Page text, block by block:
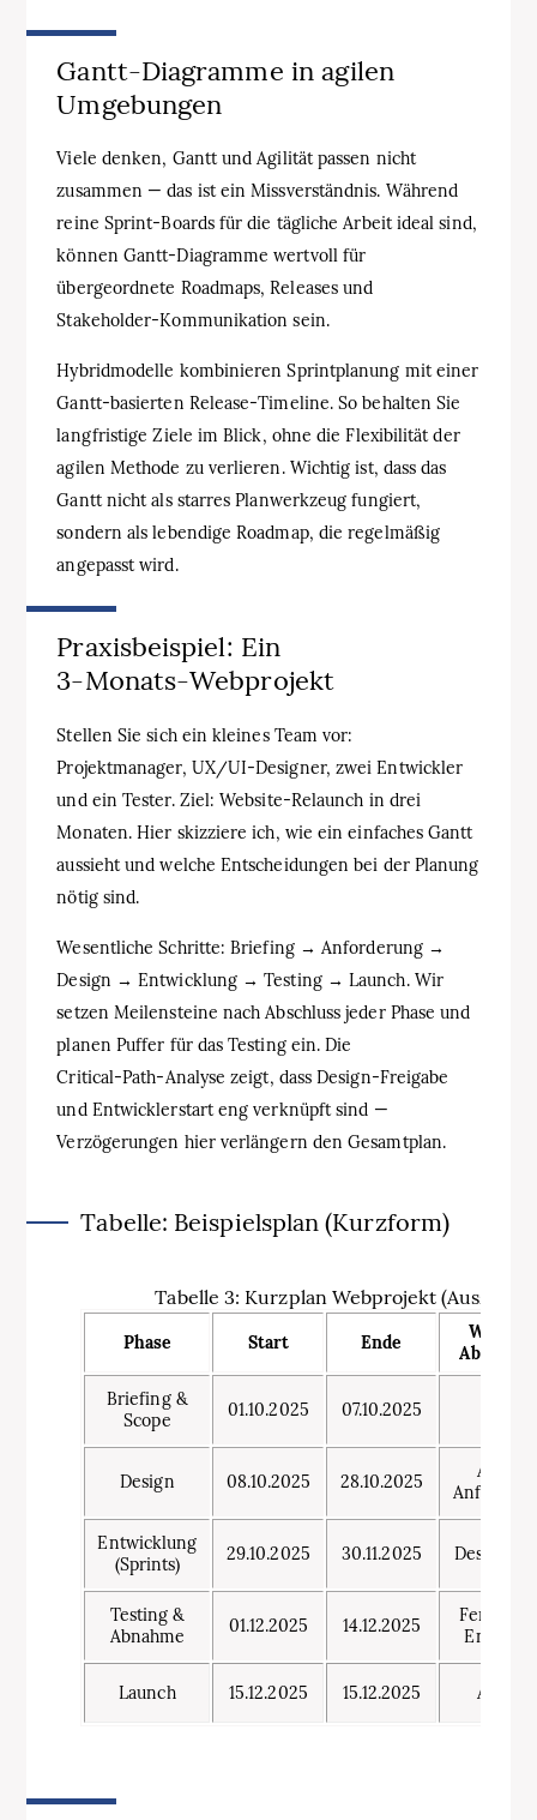
Gantt‑Diagramme in agilen
Umgebungen
Viele denken, Gantt und Agilität passen nicht
zusammen — das ist ein Missverständnis. Während
reine Sprint‑Boards für die tägliche Arbeit ideal sind,
können Gantt‑Diagramme wertvoll für
übergeordnete Roadmaps, Releases und
Stakeholder‑Kommunikation sein.
Hybridmodelle kombinieren Sprintplanung mit einer
Gantt‑basierten Release‑Timeline. So behalten Sie
langfristige Ziele im Blick, ohne die Flexibilität der
agilen Methode zu verlieren. Wichtig ist, dass das
Gantt nicht als starres Planwerkzeug fungiert,
sondern als lebendige Roadmap, die regelmäßig
angepasst wird.
Praxisbeispiel: Ein
3‑Monats‑Webprojekt
Stellen Sie sich ein kleines Team vor:
Projektmanager, UX/UI‑Designer, zwei Entwickler
und ein Tester. Ziel: Website‑Relaunch in drei
Monaten. Hier skizziere ich, wie ein einfaches Gantt
aussieht und welche Entscheidungen bei der Planung
nötig sind.
Wesentliche Schritte: Briefing → Anforderung →
Design → Entwicklung → Testing → Launch. Wir
setzen Meilensteine nach Abschluss jeder Phase und
planen Puffer für das Testing ein. Die
Critical‑Path‑Analyse zeigt, dass Design‑Freigabe
und Entwicklerstart eng verknüpft sind —
Verzögerungen hier verlängern den Gesamtplan.
Tabelle: Beispielsplan (Kurzform)
Tabelle 3: Kurzplan Webprojekt (Auszug)
Phase Start Ende
Briefing &
Scope
01.10.2025 07.10.2025
Design 08.10.2025 28.10.2025
Entwicklung
(Sprints)
29.10.2025 30.11.2025
Testing &
Abnahme
01.12.2025 14.12.2025
Launch 15.12.2025 15.12.2025